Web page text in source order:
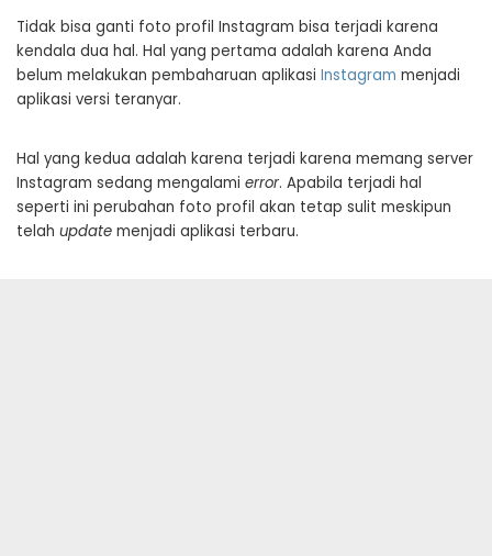
Tidak bisa ganti foto profil Instagram bisa terjadi karena
kendala dua hal. Hal yang pertama adalah karena Anda
belum melakukan pembaharuan aplikasi Instagram menjadi
aplikasi versi teranyar.
Hal yang kedua adalah karena terjadi karena memang server
Instagram sedang mengalami error. Apabila terjadi hal
seperti ini perubahan foto profil akan tetap sulit meskipun
telah update menjadi aplikasi terbaru.